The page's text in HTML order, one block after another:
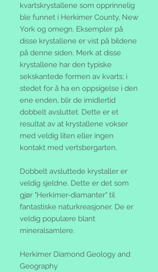
kvartskrystallene som opprinnelig
ble funnet i Herkimer County, New
York og omegn. Eksempler på
disse krystallene er vist på bildene
på denne siden. Merk at disse
krystallene har den typiske
sekskantede formen av kvarts; i
stedet for å ha en oppsigelse i den
ene enden, blir de imidlertid
dobbelt avsluttet. Dette er et
resultat av at krystallene vokser
med veldig liten eller ingen
kontakt med vertsbergarten.
Dobbelt avsluttede krystaller er
veldig sjeldne. Dette er det som
gjør "Herkimer-diamanter" til
fantastiske naturkreasjoner. De er
veldig populære blant
mineralsamlere.
Herkimer Diamond Geology and
Geography